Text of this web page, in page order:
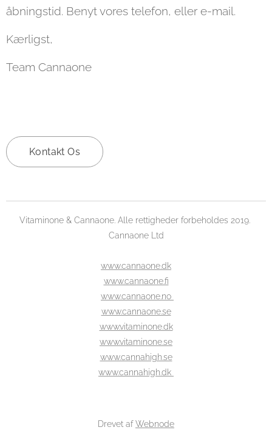
åbningstid. Benyt vores telefon, eller e-mail.
Kærligst,
Team Cannaone
Kontakt Os
Vitaminone & Cannaone. Alle rettigheder forbeholdes 2019.
Cannaone Ltd
www.cannaone.dk
www.cannaone.fi
www.cannaone.no
www.cannaone.se
www.vitaminone.dk
www.vitaminone.se
www.cannahigh.se
www.cannahigh.dk
Drevet afWebnode